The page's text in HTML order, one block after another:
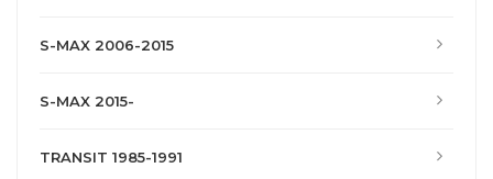
S-MAX 2006-2015
S-MAX 2015-
TRANSIT 1985-1991